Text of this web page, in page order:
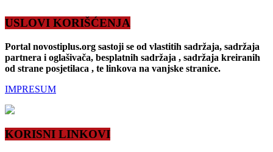
USLOVI KORIŠĆENJA
Portal novostiplus.org sastoji se od vlastitih sadržaja, sadržaja
partnera i oglašivača, besplatnih sadržaja , sadržaja kreiranih
od strane posjetilaca , te linkova na vanjske stranice.
IMPRESUM
KORISNI LINKOVI